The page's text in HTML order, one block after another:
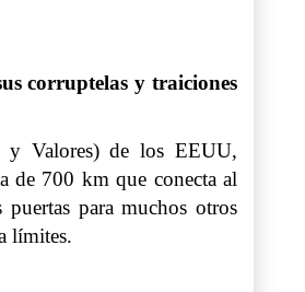
corruptelas y traiciones
y Valores) de los EEUU,
de 700 km que conecta al
para muchos otros
límites.